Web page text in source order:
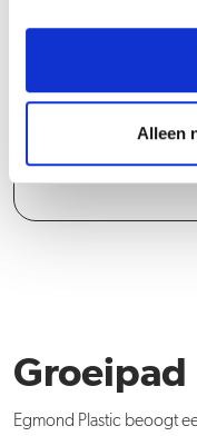
Alleen
Na het testen
extra
goed te krijgen,
Wat doe je?
Groeipad
Egmond Plastic beoogt